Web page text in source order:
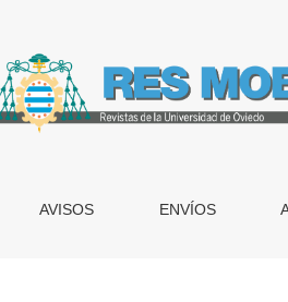
de las santas Justa y Rufina
AVISOS ENVÍOS